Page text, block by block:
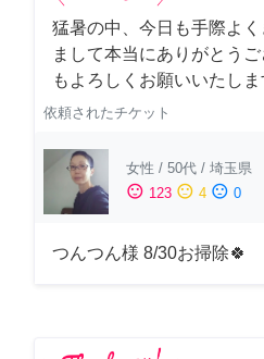
猛暑の中、今日も手際よ
まして本当にありがとう
もよろしくお願いいたしま
依頼されたチケット
女性 / 50代 / 埼玉県
sentiment_satisfied 123 sentiment_neutral 4 sentiment_dissatisfied 0
つんつん様 8/30お掃除🍀